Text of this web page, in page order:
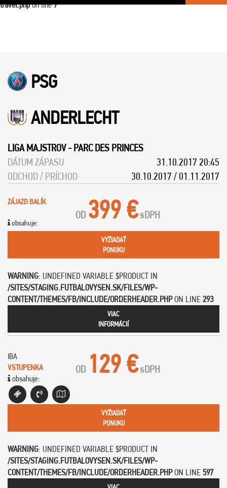
travel.phpon line7
PSG
ANDERLECHT
LIGA MAJSTROV-PARC DES PRINCES
DÁTUM ZÁPASU
31.10.2017 20:45
ODCHOD / PRÍCHOD
30.10.2017 / 01.11.2017
ZÁJAZD BALÍK
obsahuje:
OD 399 €sDPH
VYŽIADAŤ
PONUKU
WARNING: UNDEFINED VARIABLE $PRODUCT IN
/SITES/STAGING.FUTBALOVYSEN.SK/FILES/WP-
CONTENT/THEMES/FB/INCLUDE/ORDERHEADER.PHPON LINE 293
VIAC
INFORMÁCIÍ
IBA
VSTUPENKA
obsahuje:
OD 129 €sDPH
VYŽIADAŤ
PONUKU
WARNING: UNDEFINED VARIABLE $PRODUCT IN
/SITES/STAGING.FUTBALOVYSEN.SK/FILES/WP-
CONTENT/THEMES/FB/INCLUDE/ORDERHEADER.PHPON LINE 597